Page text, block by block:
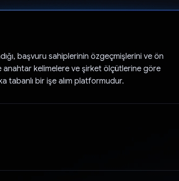
başvuru sahiplerinin özgeçmişlerini ve ön
anahtar kelimelere ve şirket ölçütlerine göre
tabanlı bir işe alım platformudur.